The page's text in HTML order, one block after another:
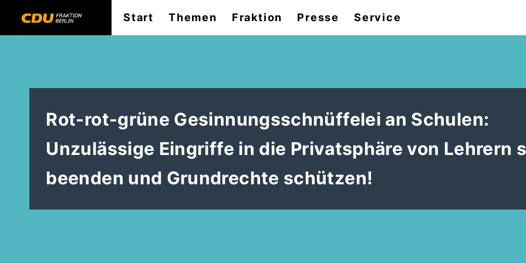
Start Themen Fraktion Presse Service
Rot-rot-grüne Gesinnungsschnüffelei an Schulen:
Unzulässige Eingriffe in die Privatsphäre von Lehrern
beenden und Grundrechte schützen!